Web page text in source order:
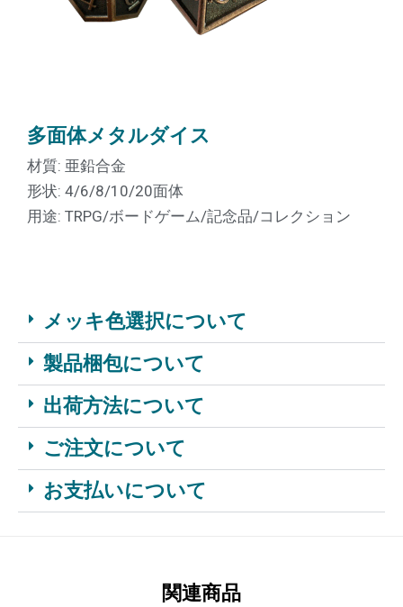
多面体メタルダイス
材質: 亜鉛合金
形状: 4/6/8/10/20面体
用途: TRPG/ボードゲーム/記念品/コレクション
メッキ色選択について
製品梱包について
出荷方法について
ご注文について
お支払いについて
関連商品